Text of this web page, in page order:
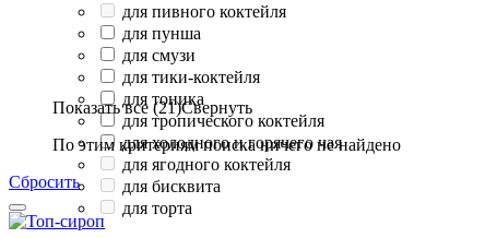
для пивного коктейля
для пунша
для смузи
для тики-коктейля
для тоника
для тропического коктейля
для холодного и горячего чая
для ягодного коктейля
для бисквита
для торта
Показать все (21)Свернуть
По этим критериям поиска ничего не найдено
Сбросить